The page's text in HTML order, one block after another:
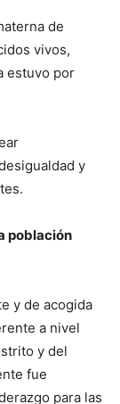
de
vivos,
estuvo por
y
población
y de acogida
a nivel
y del
fue
para las